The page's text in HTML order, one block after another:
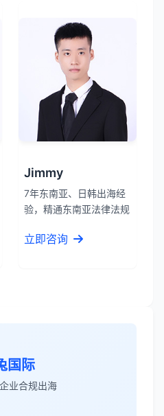
Jimmy
7年东南亚、日韩出海经
验，精通东南亚法律法规
立即咨询
国际
业合规出海
就完成了泰国公司注